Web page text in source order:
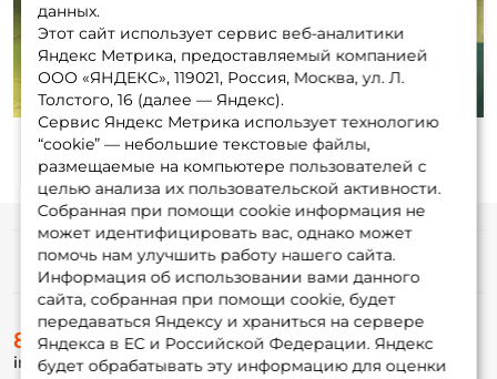
Play
данных.
Этот сайт использует сервис веб-аналитики
Яндекс Метрика, предоставляемый компанией
ООО «ЯНДЕКС», 119021, Россия, Москва, ул. Л.
Толстого, 16 (далее — Яндекс).
Сервис Яндекс Метрика использует технологию
“cookie” — небольшие текстовые файлы,
размещаемые на компьютере пользователей с
целью анализа их пользовательской активности.
Собранная при помощи cookie информация не
может идентифицировать вас, однако может
помочь нам улучшить работу нашего сайта.
Информация об использовании вами данного
сайта, собранная при помощи cookie, будет
передаваться Яндексу и храниться на сервере
Яндекса в ЕС и Российской Федерации. Яндекс
будет обрабатывать эту информацию для оценки
Информация
О магазине
Доставка
Оплата
8 (495) 532-77-88
info@foxfishing.ru